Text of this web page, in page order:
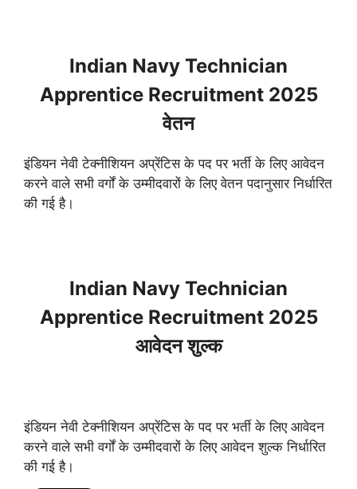
Indian Navy Technician
Apprentice Recruitment 2025
वेतन
इंडियन नेवी टेक्नीशियन अप्रेंटिस के पद पर भर्ती के लिए आवेदन
करने वाले सभी वर्गों के उम्मीदवारों के लिए वेतन पदानुसार निर्धारित
की गई है।
Indian Navy Technician
Apprentice Recruitment 2025
आवेदन शुल्क
इंडियन नेवी टेक्नीशियन अप्रेंटिस के पद पर भर्ती के लिए आवेदन
करने वाले सभी वर्गों के उम्मीदवारों के लिए आवेदन शुल्क निर्धारित
की गई है।